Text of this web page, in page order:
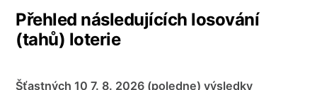
Přehled následujících losování
(tahů) loterie
Šťastných 10 7. 8. 2026 (poledne) výsledky